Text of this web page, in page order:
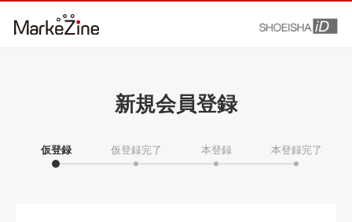
新規会員登録
仮登録 仮登録完了 本登録 本登録完了